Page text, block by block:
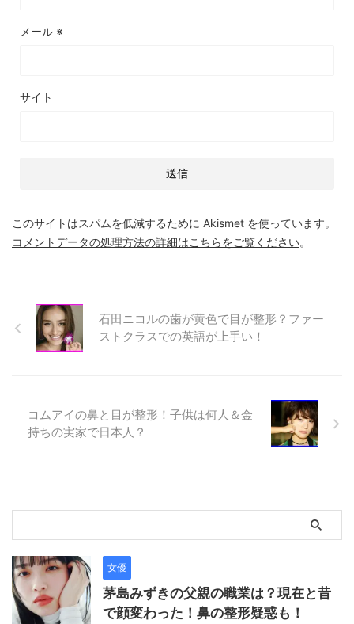
メール ※
サイト
このサイトはスパムを低減するために Akismet を使っています。
コメントデータの処理方法の詳細はこちらをご覧ください。
石田ニコルの歯が黄色で目が整形？ファー
ストクラスでの英語が上手い！
コムアイの鼻と目が整形！子供は何人＆金
持ちの実家で日本人？
女優
茅島みずきの父親の職業は？現在と昔
で顔変わった！鼻の整形疑惑も！